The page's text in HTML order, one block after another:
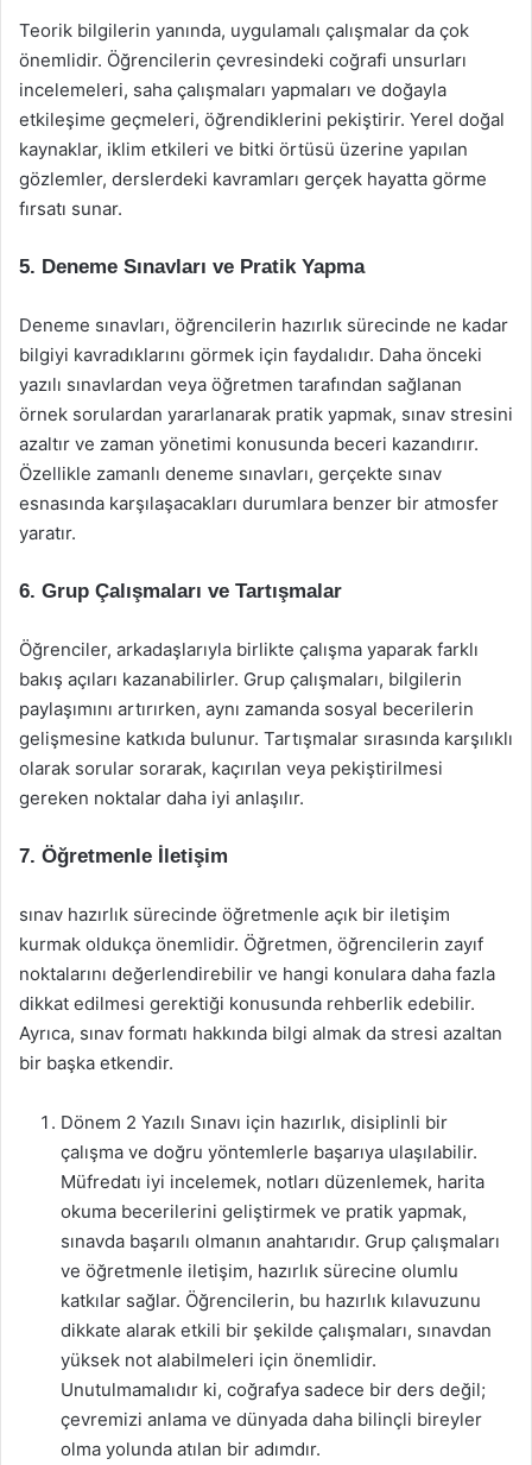
Teorik bilgilerin yanında, uygulamalı çalışmalar da çok
önemlidir. Öğrencilerin çevresindeki coğrafi unsurları
incelemeleri, saha çalışmaları yapmaları ve doğayla
etkileşime geçmeleri, öğrendiklerini pekiştirir. Yerel doğal
kaynaklar, iklim etkileri ve bitki örtüsü üzerine yapılan
gözlemler, derslerdeki kavramları gerçek hayatta görme
fırsatı sunar.
5. Deneme Sınavları ve Pratik Yapma
Deneme sınavları, öğrencilerin hazırlık sürecinde ne kadar
bilgiyi kavradıklarını görmek için faydalıdır. Daha önceki
yazılı sınavlardan veya öğretmen tarafından sağlanan
örnek sorulardan yararlanarak pratik yapmak, sınav stresini
azaltır ve zaman yönetimi konusunda beceri kazandırır.
Özellikle zamanlı deneme sınavları, gerçekte sınav
esnasında karşılaşacakları durumlara benzer bir atmosfer
yaratır.
6. Grup Çalışmaları ve Tartışmalar
Öğrenciler, arkadaşlarıyla birlikte çalışma yaparak farklı
bakış açıları kazanabilirler. Grup çalışmaları, bilgilerin
paylaşımını artırırken, aynı zamanda sosyal becerilerin
gelişmesine katkıda bulunur. Tartışmalar sırasında karşılıklı
olarak sorular sorarak, kaçırılan veya pekiştirilmesi
gereken noktalar daha iyi anlaşılır.
7. Öğretmenle İletişim
sınav hazırlık sürecinde öğretmenle açık bir iletişim
kurmak oldukça önemlidir. Öğretmen, öğrencilerin zayıf
noktalarını değerlendirebilir ve hangi konulara daha fazla
dikkat edilmesi gerektiği konusunda rehberlik edebilir.
Ayrıca, sınav formatı hakkında bilgi almak da stresi azaltan
bir başka etkendir.
Dönem 2 Yazılı Sınavı için hazırlık, disiplinli bir
çalışma ve doğru yöntemlerle başarıya ulaşılabilir.
Müfredatı iyi incelemek, notları düzenlemek, harita
okuma becerilerini geliştirmek ve pratik yapmak,
sınavda başarılı olmanın anahtarıdır. Grup çalışmaları
ve öğretmenle iletişim, hazırlık sürecine olumlu
katkılar sağlar. Öğrencilerin, bu hazırlık kılavuzunu
dikkate alarak etkili bir şekilde çalışmaları, sınavdan
yüksek not alabilmeleri için önemlidir.
Unutulmamalıdır ki, coğrafya sadece bir ders değil;
çevremizi anlama ve dünyada daha bilinçli bireyler
olma yolunda atılan bir adımdır.